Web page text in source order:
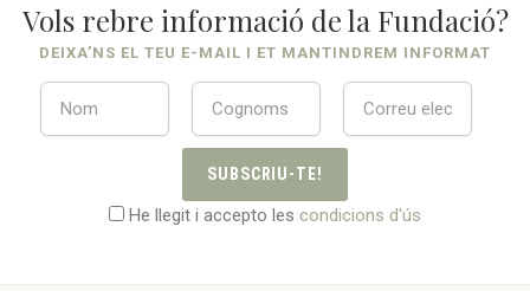
Vols rebre informació de la Fundació?
DEIXA’NS EL TEU E-MAIL I ET MANTINDREM INFORMAT
SUBSCRIU-TE!
He llegit i accepto les condicions d'ús